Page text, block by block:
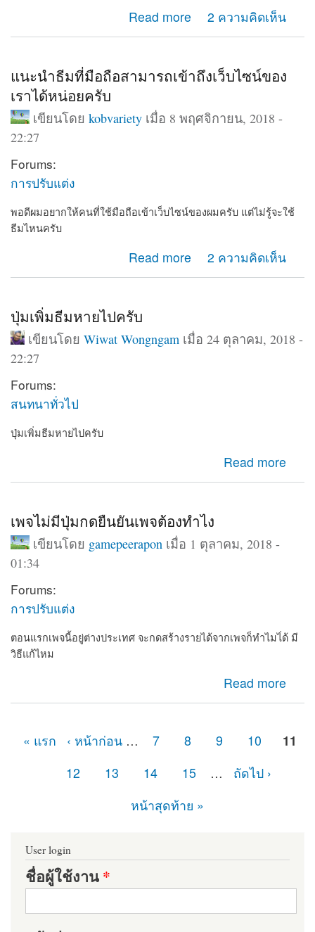
Read more
about แนะนำเว็บไซต์ โรงเรียน ทดลองใช้ฟรี2 ความคิดเห็น
แนะนำธีมที่มือถือสามารถเข้าถึงเว็บไซน์ของ
เราได้หน่อยครับ
เขียนโดย kobvarietyเมื่อ 8 พฤศจิกายน, 2018 -
22:27
Forums:
การปรับแต่ง
พอดีผมอยากให้คนที่ใช้มือถือเข้าเว็บไซน์ของผมครับ แต่ไม่รู้จะใช้
ธีมไหนครับ
Read more
about แนะนำธีมที่มือถือสามารถเข้าถึงเว็บไซน์ของเราได้
หน่อยครับ
2 ความคิดเห็น
ปุ่มเพิ่มธีมหายไปครับ
เขียนโดย Wiwat Wongngam เมื่อ 24 ตุลาคม, 2018 -
22:27
Forums:
สนทนาทั่วไป
ปุ่มเพิ่มธีมหายไปครับ
Read more
เพจไม่มีปุ่มกดยืนยันเพจต้องทำไง
เขียนโดย gamepeerapon เมื่อ 1 ตุลาคม, 2018 -
01:34
Forums:
การปรับแต่ง
ตอนแรกเพจนี้อยู่ต่างประเทศ จะกดสร้างรายได้จากเพจก็ทำไมไ่ด้ มี
วิธีแก้ไหม
Read more
หน้า« แรก ‹ หน้าก่อน … 7 8 9 10
11
12
13 14 15 …
ถัดไป ›
หน้าสุดท้าย »
User login
ชื่อผู้ใช้งาน*